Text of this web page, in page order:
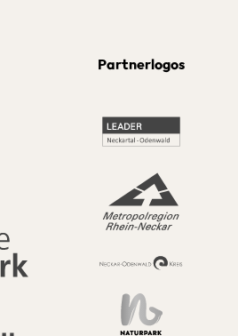
Partnerlogos